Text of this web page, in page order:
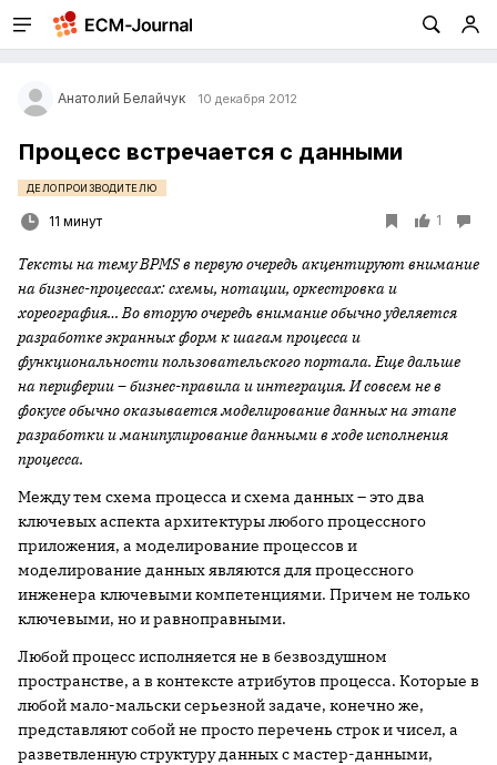
Анатолий Белайчук 10 декабря 2012
Процесс встречается с данными
ДЕЛОПРОИЗВОДИТЕЛЮ
11 минут 1
Тексты на тему BPMS в первую очередь акцентируют внимание
на бизнес-процессах: схемы, нотации, оркестровка и
хореография… Во вторую очередь внимание обычно уделяется
разработке экранных форм к шагам процесса и
функциональности пользовательского портала. Еще дальше
на периферии – бизнес-правила и интеграция. И совсем не в
фокусе обычно оказывается моделирование данных на этапе
разработки и манипулирование данными в ходе исполнения
процесса.
Между тем схема процесса и схема данных – это два
ключевых аспекта архитектуры любого процессного
приложения, а моделирование процессов и
моделирование данных являются для процессного
инженера ключевыми компетенциями. Причем не только
ключевыми, но и равноправными.
Любой процесс исполняется не в безвоздушном
пространстве, а в контексте атрибутов процесса. Которые в
любой мало-мальски серьезной задаче, конечно же,
представляют собой не просто перечень строк и чисел, а
разветвленную структуру данных с мастер-данными,